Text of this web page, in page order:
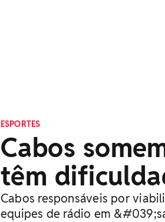
ESPORTES
Cabos
têm
Cabos responsáveis por
equipes de rádio em